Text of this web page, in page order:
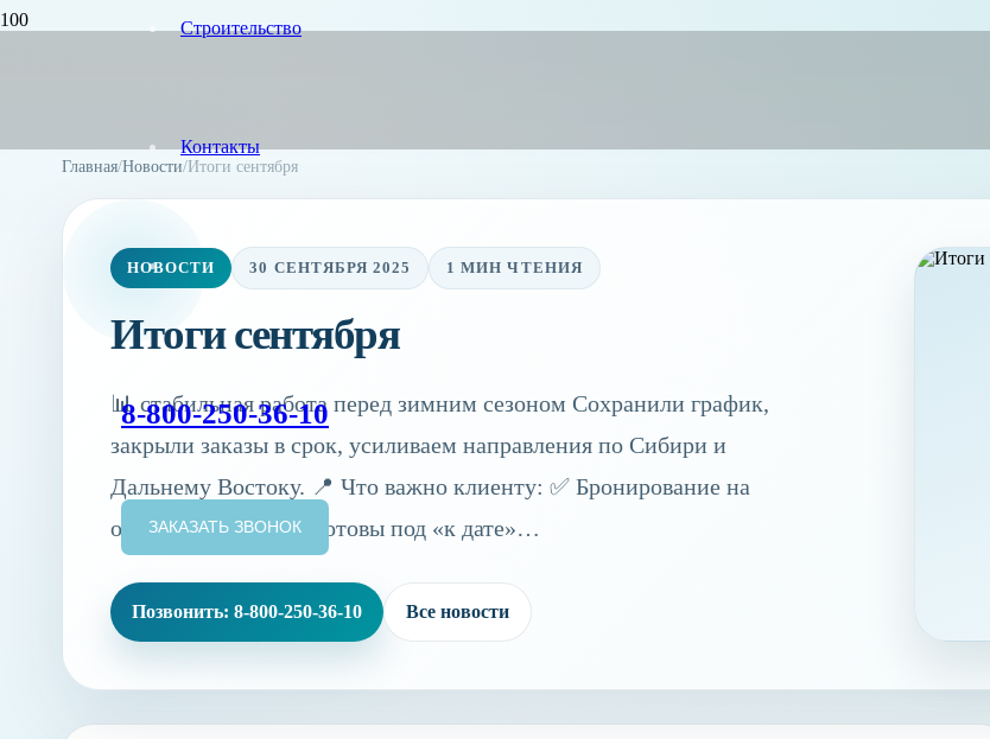
Строительство
Контакты
8-800-250-36-10
ЗАКАЗАТЬ ЗВОНОК
Главная/Новости/Итоги сентября
НОВОСТИ 30 СЕНТЯБРЯ 2025 1 МИН ЧТЕНИЯ
Итоги сентября
📊 стабильная работа перед зимним сезоном Сохранили график,
закрыли заказы в срок, усиливаем направления по Сибири и
Дальнему Востоку. 📍 Что важно клиенту: ✅ Бронирование на
октябрь открыто ✅ Готовы под «к дате»…
Позвонить: 8-800-250-36-10 Все новости